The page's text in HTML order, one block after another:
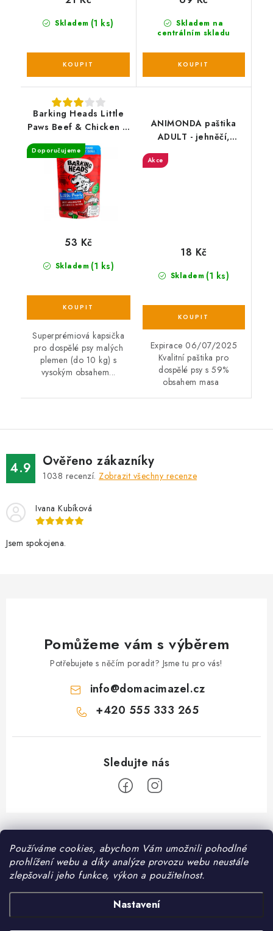
Používáme cookies, abychom Vám umožnili pohodlné
prohlížení webu a díky analýze provozu webu neustále
zlepšovali jeho funkce, výkon a použitelnost.
Nastavení
Skladem (1 ks)
Skladem na
centrálním skladu
Barking Heads Little
Paws Beef & Chicken &
Salmon kapsička 150 g
Doporučujeme
Skladem (1 ks)
53 Kč
Superprémiová kapsička
pro dospělé psy malých
plemen (do 10 kg) s
vysokým obsahem...
ANIMONDA paštika
ADULT - jehněčí,
obiloviny pro psy150g
Akce
Skladem (1 ks)
18 Kč
Expirace 06/07/2025
Kvalitní paštika pro
dospělé psy s 59%
obsahem masa
4.9 Ověřeno zákazníky
1038 recenzí. Zobrazit všechny recenze
Ivana Kubíková
Jsem spokojena.
Pomůžeme vám s výběrem
Potřebujete s něčím poradit? Jsme tu pro vás!
info@domacimazel.cz
+420 555 333 265
Z
á
Informace pro vás
Kontakt
Možnosti dopravy
Hodnocení obchodu
❤️ Oblíbené kategorie